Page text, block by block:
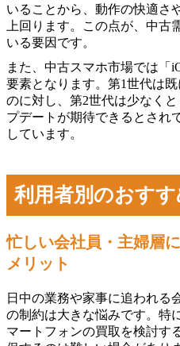
いることから、動作の快適さ
上回ります。この点が、中古
いる要因です。
また、中古スマホ市場では「
要素となります。第1世代は
のに対し、第2世代は少なく
プデートが期待できるとされ
しています。
利用者別のおす
忙しい会社員・主婦層
メリット
日中の業務や家事に追われる
の制約は大きな悩みです。特
マートフォンの買取を検討す